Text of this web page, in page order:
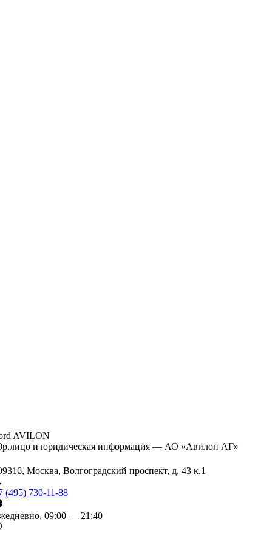
AVILON
и юридическая информация — АО «Авилон АГ»
Москва, Волгоградский проспект, д. 43 к.1
(495) 730-11-88
09:00 — 21:40